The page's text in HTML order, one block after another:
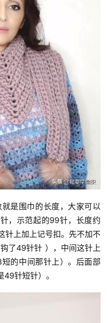
是围巾的长度，大家可以
，示范起的99针，长度约
针上加上记号扣。先不加不
了49针针 ），中间这针上
的中间那针上）。后面部
针短针）。